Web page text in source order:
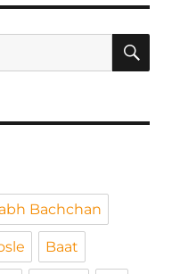
Bachchan
Baat